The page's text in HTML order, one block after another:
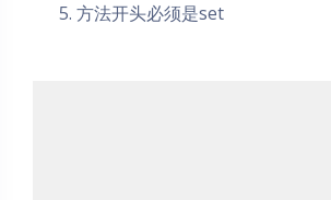
方法开头必须是set